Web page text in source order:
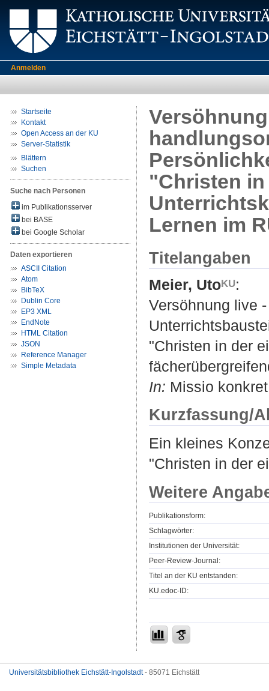
Anmelden
Startseite
Kontakt
Open Access an der KU
Server-Statistik
Blättern
Suchen
Suche nach Personen
im Publikationsserver
bei BASE
bei Google Scholar
Daten exportieren
ASCII Citation
Atom
BibTeX
Dublin Core
EP3 XML
EndNote
HTML Citation
JSON
Reference Manager
Simple Metadata
"Christen
Lernen im
Titelangaben
Meier, Uto
:
Versöhnung live
"Christen in der
In: Missio
Kurzfassung/
Ein kleines
"Christen in der
Weitere
Publikationsform:
Schlagwörter:
Institutionen der Universität:
Peer-Review-Journal:
Titel an der KU entstanden:
KU.edoc-ID:
Universitätsbibliothek Eichstätt-Ingolstadt- 85071 Eichstätt